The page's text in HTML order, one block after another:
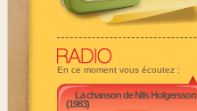
En ce moment vous écoutez :
La chanson de Nils Holgersson
(1983)